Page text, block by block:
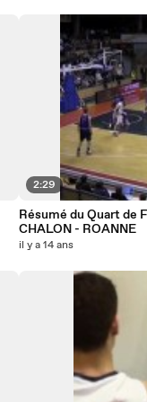
2:29
Résumé du Quart de
CHALON - ROANNE
il y a 14 ans